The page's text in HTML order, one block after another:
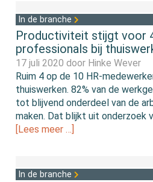
In de branche
Productiviteit stijgt voor
professionals bij
17 juli 2020 door Hinke Wever
Ruim 4 op de 10 HR-
thuiswerken. 82% van de
tot blijvend onderdeel van de
maken. Dat blijkt uit onderzoek
[Lees meer …]
In de branche